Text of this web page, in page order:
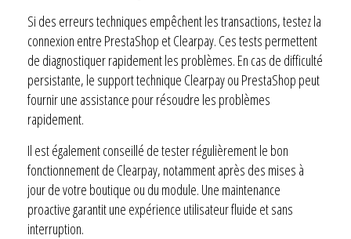
Si des erreurs techniques empêchent les transactions, testez la
connexion entre PrestaShop et Clearpay. Ces tests permettent
de diagnostiquer rapidement les problèmes. En cas de difficulté
persistante, le support technique Clearpay ou PrestaShop peut
fournir une assistance pour résoudre les problèmes
rapidement.
Il est également conseillé de tester régulièrement le bon
fonctionnement de Clearpay, notamment après des mises à
jour de votre boutique ou du module. Une maintenance
proactive garantit une expérience utilisateur fluide et sans
interruption.